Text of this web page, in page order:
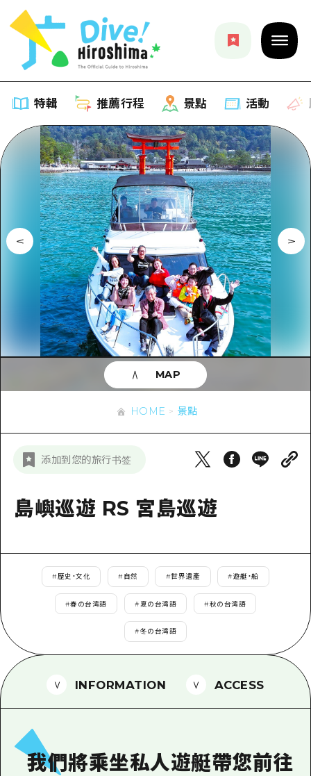
特輯 推薦行程 景點 活動
特輯
列表
推薦
藝術
活動·廟會
美食·酒水
騎自行車
購物
運動
夜晚生活
標準
治癒
自然
推薦行程
列表
Dive! Hiroshima 官方向導
廣島隨意旅行
廣島市內
安芸
答對了
宮島周邊
短途旅行
一日遊
1晚2天
2晚3天
景點
列表
廣島市內
安芸
答對了
美北
東山口
活動
即時訊息
有用的信息
列表
超值遊覽門票
廣島免費 Wi-Fi
面向外國遊客的街角旅遊信息中心
志願者指南
災難發生期間的交通資訊
新聞
HOME 景點
添加到您的旅行书签
島嶼巡遊 RS 宮島巡遊
#歷史・文化 # 自然 #世界遺產 #遊艇・船
#春の台湾語 # 夏の台湾語 #秋の台湾語
#冬の台湾語
MAP
INFORMATION ACCESS
我們將乘坐私人遊艇帶您前往